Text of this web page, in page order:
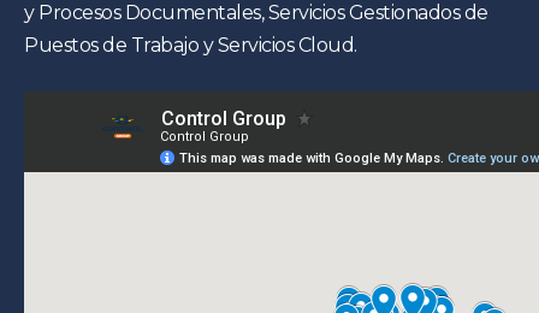
y Procesos Documentales, Servicios Gestionados de
Puestos de Trabajo y Servicios Cloud.